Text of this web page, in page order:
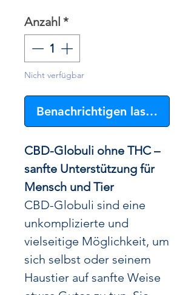
Anzahl *
Nicht verfügbar
Benachrichtigen lassen
CBD-Globuli ohne THC –
sanfte Unterstützung für
Mensch und Tier
CBD-Globuli sind eine
unkomplizierte und
vielseitige Möglichkeit, um
sich selbst oder seinem
Haustier auf sanfte Weise